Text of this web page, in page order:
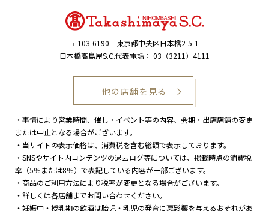
〒103-6190 東京都中央区日本橋2-5-1
日本橋高島屋S.C.代表電話： 03（3211）4111
他の店舗を見る
・事情により営業時間、催し・イベント等の内容、会期・出店店舗の変更
または中止となる場合がございます。
・当サイトの表示価格は、消費税を含む総額で表示しております。
・SNSやサイト内コンテンツの過去ログ等については、掲載時点の消費税
率（5％または8％）で表記している内容が一部ございます。
・商品のご利用方法により税率が変更となる場合がございます。
・詳しくは各店舗までお問い合わせください。
・妊娠中・授乳期の飲酒は胎児・乳児の発育に悪影響を与えるおそれがあ